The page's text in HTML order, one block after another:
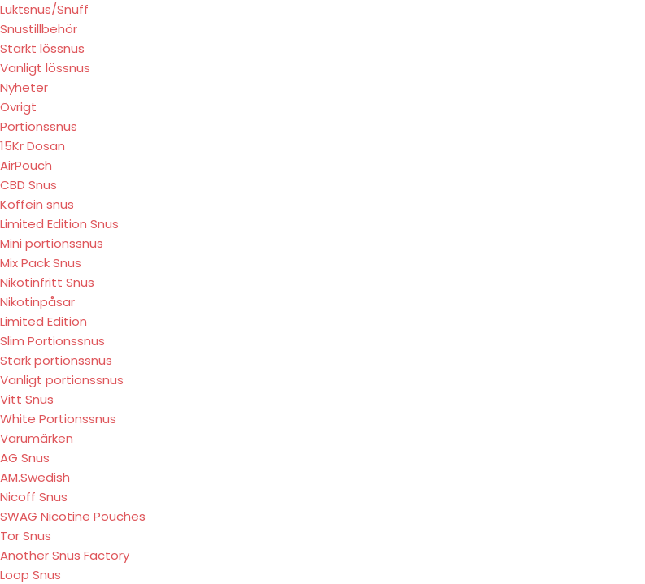
Luktsnus/Snuff
Snustillbehör
Starkt lössnus
Vanligt lössnus
Nyheter
Övrigt
Portionssnus
15Kr Dosan
AirPouch
CBD Snus
Koffein snus
Limited Edition Snus
Mini portionssnus
Mix Pack Snus
Nikotinfritt Snus
Nikotinpåsar
Limited Edition
Slim Portionssnus
Stark portionssnus
Vanligt portionssnus
Vitt Snus
White Portionssnus
Varumärken
AG Snus
AM.Swedish
Nicoff Snus
SWAG Nicotine Pouches
Tor Snus
Another Snus Factory
Loop Snus